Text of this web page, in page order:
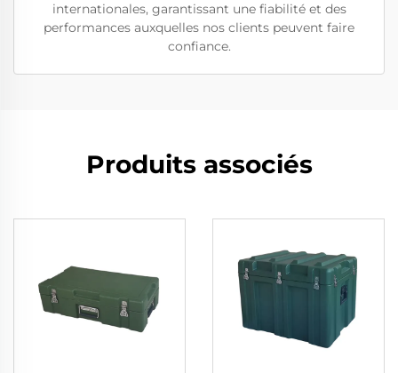
internationales, garantissant une fiabilité et des
performances auxquelles nos clients peuvent faire
confiance.
Produits associés